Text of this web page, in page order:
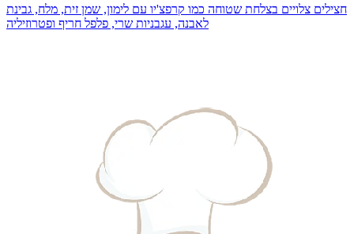
חצילים צלויים בצלחת שטוחה כמו קרפצ'יו עם לימון, שמן זית, מלח, גבינת
לאבנה, עגבניות שרי, פלפל חריף ופטרוזיליה